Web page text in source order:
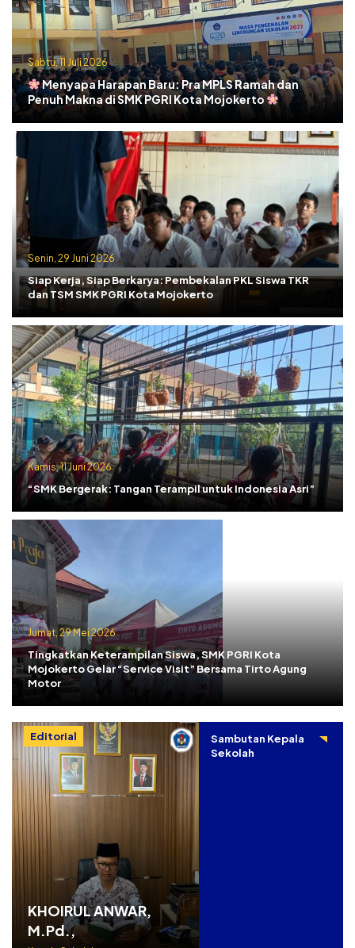
Sabtu, 11 Juli 2026
Menyapa Harapan Baru: Pra MPLS Ramah dan
Penuh Makna di SMK PGRI Kota Mojokerto
Senin, 29 Juni 2026
Siap Kerja, Siap Berkarya: Pembekalan PKL Siswa TKR
dan TSM SMK PGRI Kota Mojokerto
Kamis, 11 Juni 2026
“SMK Bergerak: Tangan Terampil untuk Indonesia Asri”
Jumat, 29 Mei 2026
Tingkatkan Keterampilan Siswa, SMK PGRI Kota
Mojokerto Gelar “Service Visit” Bersama Tirto Agung
Motor
Editorial
KHOIRUL ANWAR,
M.Pd.,
Sambutan Kepala
Sekolah